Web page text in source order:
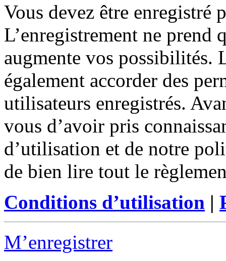
Vous devez être enregistré
L’enregistrement ne prend
augmente vos possibilités.
également accorder des
utilisateurs enregistrés.
vous d’avoir pris
d’utilisation et de notre
de bien lire tout le
Conditions d’utilisation |
M’enregistrer